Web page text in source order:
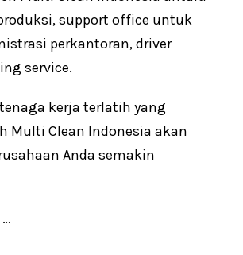
support office untuk
perkantoran, driver
service.
kerja terlatih yang
Multi Clean Indonesia akan
Anda semakin